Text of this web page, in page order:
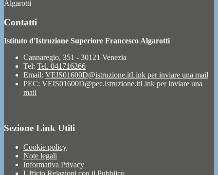
Algarotti
Contatti
Istituto d'Istruzione Superiore Francesco Algarotti
Cannaregio, 351 - 30121 Venezia
Tel: Tel. 041716266
Email: VEIS01600D@istruzione.itLink per inviare una mail
PEC: VEIS01600D@pec.istruzione.itLink per inviare una
mail
Sezione Link Utili
Cookie policy
Note legali
Informativa Privacy
Ufficio Relazioni con il Pubblico